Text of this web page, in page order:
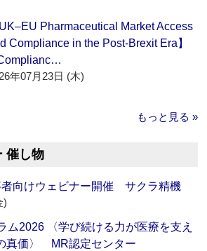
UK–EU Pharmaceutical Market Access
Compliance in the Post-Brexit Era】
年07月23日 (木)
もっと見る »
催し物
者向けウェビナー開催 サクラ精機
)
ム2026 〈学び続ける力が医療を支え
真価〉 MR認定センター